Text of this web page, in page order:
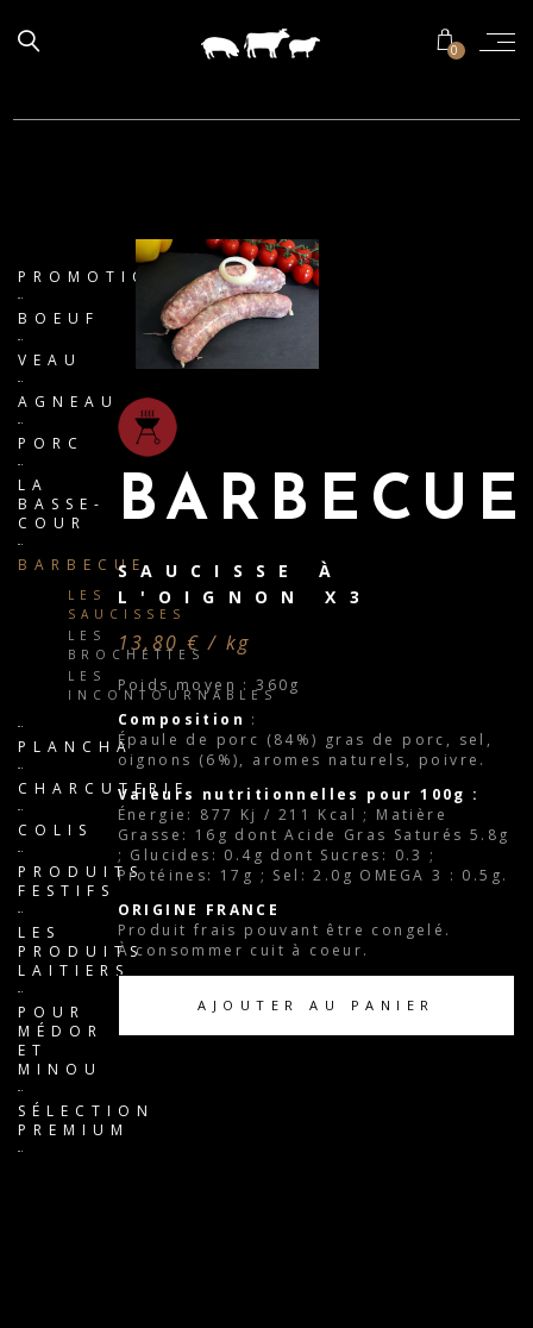
0
BARBECUE
SAUCISSE À
L'OIGNON X3
13,80 € / kg
Poids moyen : 360g
Composition :
Épaule de porc (84%) gras de porc, sel,
oignons (6%), aromes naturels, poivre.
Valeurs nutritionnelles pour 100g :
Énergie: 877 Kj / 211 Kcal ; Matière
Grasse: 16g dont Acide Gras Saturés 5.8g
; Glucides: 0.4g dont Sucres: 0.3 ;
Protéines: 17g ; Sel: 2.0g OMEGA 3 : 0.5g.
ORIGINE FRANCE
Produit frais pouvant être congelé.
À consommer cuit à coeur.
AJOUTER AU PANIER
PROMOTIONS
BOEUF
VEAU
AGNEAU
PORC
LA
BASSE-
COUR
BARBECUE
LES
SAUCISSES
LES
BROCHETTES
LES
INCONTOURNABLES
PLANCHA
CHARCUTERIE
COLIS
PRODUITS
FESTIFS
LES
PRODUITS
LAITIERS
POUR
MÉDOR
ET
MINOU
SÉLECTION
PREMIUM